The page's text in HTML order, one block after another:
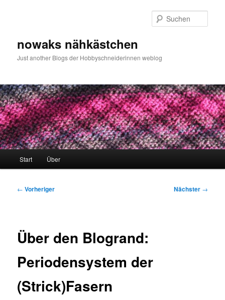
nowaks nähkästchen
Just another Blogs der Hobbyschneiderinnen weblog
Start Über
Beitragsnavigation
← Vorheriger Nächster →
Über den Blogrand:
Periodensystem der
(Strick)Fasern